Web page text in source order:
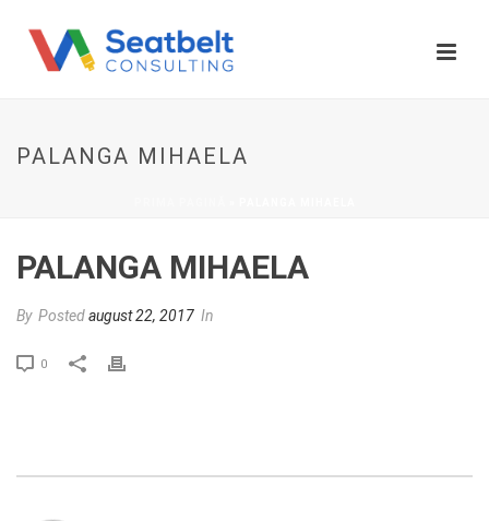
PALANGA MIHAELA
PALANGA MIHAELA
By Postedaugust 22, 2017 In
0